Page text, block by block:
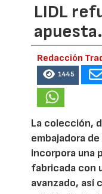
LIDL
Redacción
1445
La colección,
embajadora
incorpora una
fabricada con
avanzado, así